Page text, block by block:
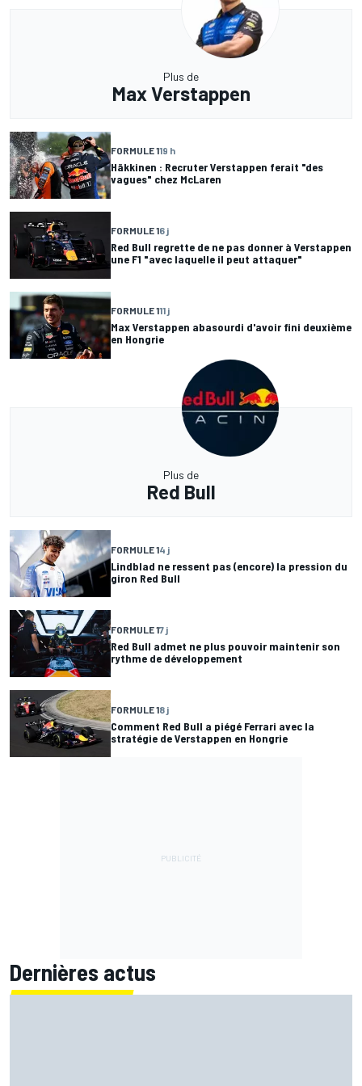
Plus de
Max Verstappen
FORMULE 119 h
Häkkinen : Recruter Verstappen ferait "des
vagues" chez McLaren
FORMULE 16 j
Red Bull regrette de ne pas donner à Verstappen
une F1 "avec laquelle il peut attaquer"
FORMULE 111 j
Max Verstappen abasourdi d'avoir fini deuxième
en Hongrie
Plus de
Red Bull
FORMULE 14 j
Lindblad ne ressent pas (encore) la pression du
giron Red Bull
FORMULE 17 j
Red Bull admet ne plus pouvoir maintenir son
rythme de développement
FORMULE 18 j
Comment Red Bull a piégé Ferrari avec la
stratégie de Verstappen en Hongrie
Dernières actus